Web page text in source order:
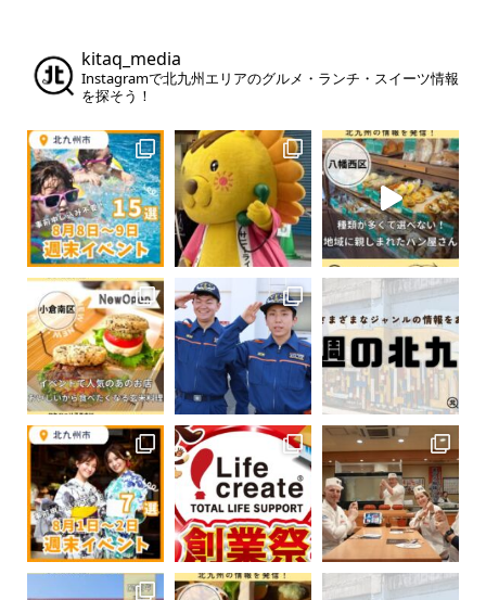
kitaq_media
Instagramで北九州エリアのグルメ・ランチ・スイーツ情報
を探そう！